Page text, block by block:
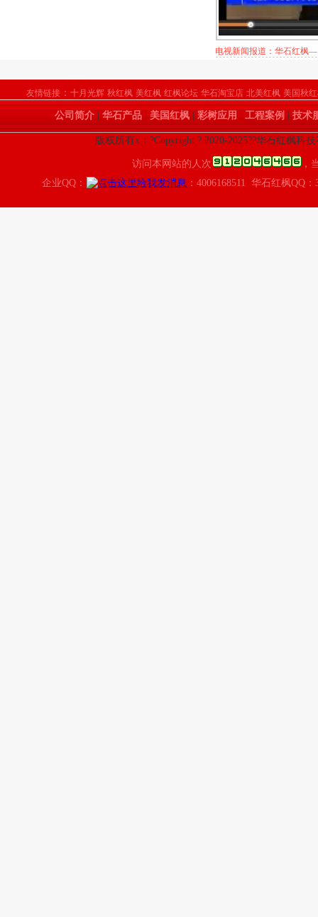
电视新闻报道：华石红枫
友情链接 ： 十月光辉 秋红枫 美红枫 红枫论坛 华石淘宝店 北美红枫 美国秋
公司简介 华石产品 美国红枫 彩树应用 工程案例 技术
版权所有x：?Copyright ? 2020-2025??华石红枫科
访问本网站的人次
，
企业QQ：
：4006168511 华石红枫QQ